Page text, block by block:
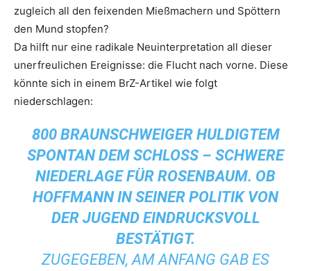
zugleich all den feixenden Mießmachern und Spöttern
den Mund stopfen?
Da hilft nur eine radikale Neuinterpretation all dieser
unerfreulichen Ereignisse: die Flucht nach vorne. Diese
könnte sich in einem BrZ-Artikel wie folgt
niederschlagen:
800 BRAUNSCHWEIGER HULDIGTEM
SPONTAN DEM SCHLOSS – SCHWERE
NIEDERLAGE FÜR ROSENBAUM. OB
HOFFMANN IN SEINER POLITIK VON
DER JUGEND EINDRUCKSVOLL
BESTÄTIGT.
ZUGEGEBEN, AM ANFANG GAB ES